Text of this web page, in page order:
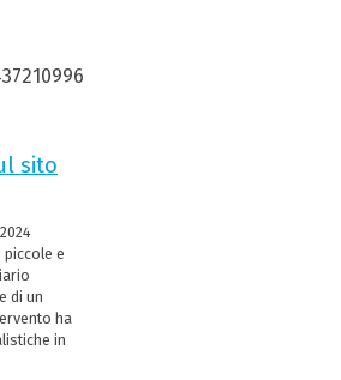
sito
e
di un
ha
in